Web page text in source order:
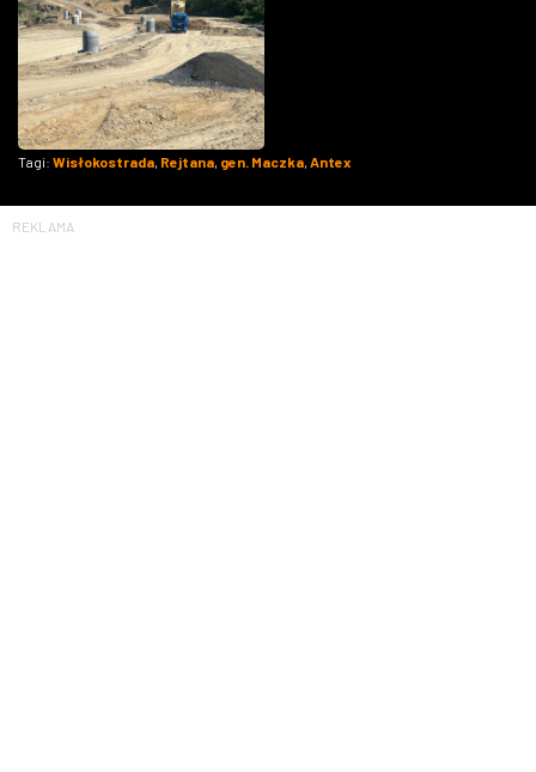
Tagi: Wisłokostrada, Rejtana, gen. Maczka, Antex
REKLAMA